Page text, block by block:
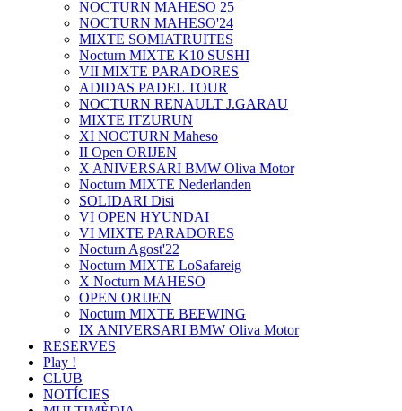
NOCTURN MAHESO 25
NOCTURN MAHESO'24
MIXTE SOMIATRUITES
Nocturn MIXTE K10 SUSHI
VII MIXTE PARADORES
ADIDAS PADEL TOUR
NOCTURN RENAULT J.GARAU
MIXTE ITZURUN
XI NOCTURN Maheso
II Open ORIJEN
X ANIVERSARI BMW Oliva Motor
Nocturn MIXTE Nederlanden
SOLIDARI Disi
VI OPEN HYUNDAI
VI MIXTE PARADORES
Nocturn Agost'22
Nocturn MIXTE LoSafareig
X Nocturn MAHESO
OPEN ORIJEN
Nocturn MIXTE BEEWING
IX ANIVERSARI BMW Oliva Motor
RESERVES
Play !
CLUB
NOTÍCIES